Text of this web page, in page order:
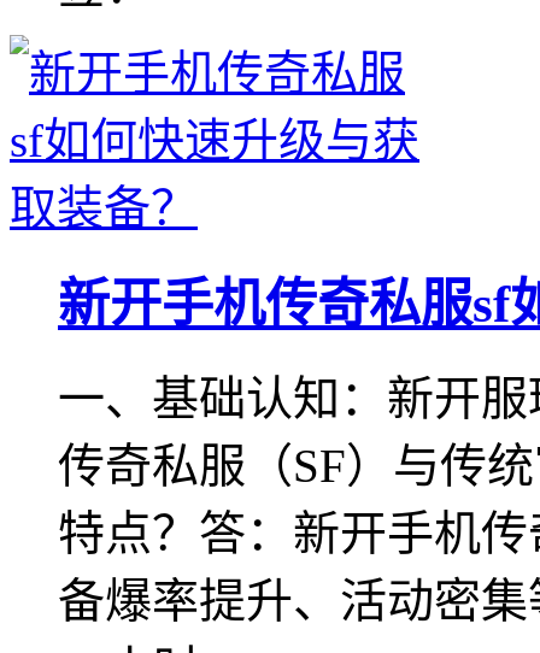
新开手机传奇私服sf
一、基础认知：新开
传奇私服（SF）与传
特点？答：新开手机
备爆率提升、活动密